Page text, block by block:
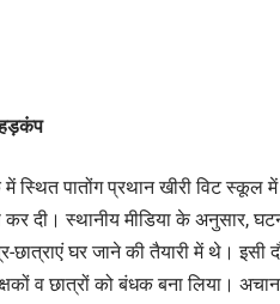
स्थित पातोंग प्रथान खीरी विट स्कूल
दी। स्थानीय मीडिया के अनुसार,
घर जाने की तैयारी में थे। इसी
व छात्रों को बंधक बना लिया।